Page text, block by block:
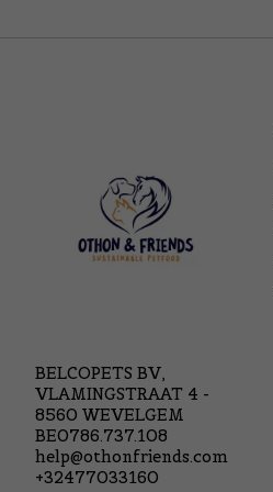
BELCOPETS BV,
VLAMINGSTRAAT 4 -
8560 WEVELGEM
BE0786.737.108
help@othonfriends.com
+32477033160